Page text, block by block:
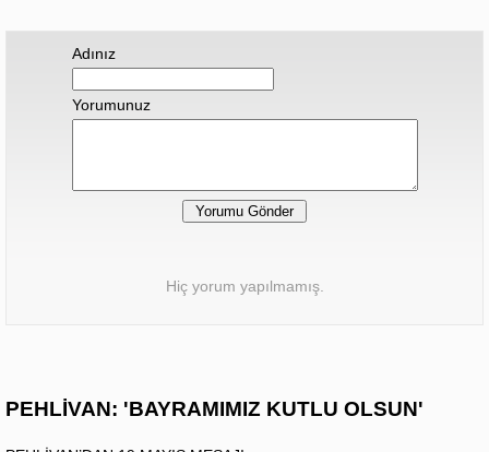
Adınız
Yorumunuz
Hiç yorum yapılmamış.
PEHLİVAN: 'BAYRAMIMIZ KUTLU OLSUN'